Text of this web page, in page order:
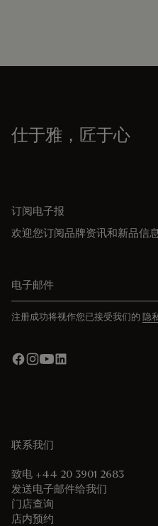
仕于雅，匠于心
订阅电子报
欢迎您订阅品牌资讯和新品信
注册成功将视作您已接受我们的 隐
联系我们
致电 +44 20 3901 2683
发送电子邮件给我们
门店查询
店内预约